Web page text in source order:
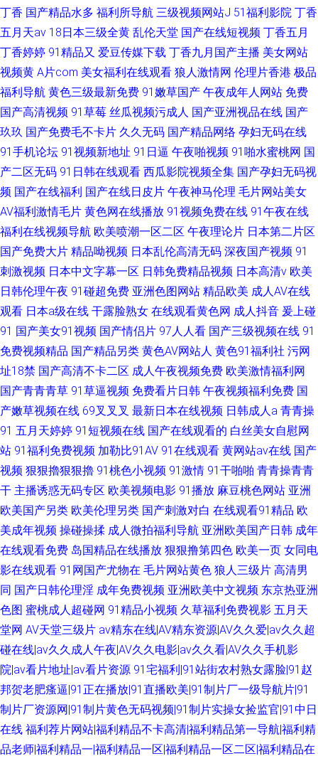
丁香 国产精品水多 福利所导航 三级视频网站J 51福利影院 丁香
五月天av 18日本三级全黄 乱伦天堂 国产在线短视频 丁香五月
丁香婷婷 91精品又 爱豆传媒下载 丁香九月国产主播 美女网站
视频黄 A片com 美女福利在线观看 狼人激情网 伦理片香港 极品
福利导航 黄色三级最新免费 91嫩草国产 午夜成年人网站 免费
国产高清视频 91草莓 丝瓜视频污成人 国产亚洲视品在线 国产
玖玖 国产免费毛不卡片 久久无码 国产精品网络 孕妇无码在线
91手机论坛 91视频新地址 91日逼 午夜啪视频 91啪水蜜桃网 国
产二区无码 91日韩在线观看 西瓜影院视频全集 国产孕妇无码视
频 国产在线福利 国产在线日皮片 午夜神马伦理 毛片网站美女
AV福利激情毛片 黄色网在线播放 91视频免费在线 91午夜在线
福利在线视频导航 欧美喷潮一区二区 午夜理论片 日本第二片区
国产免费大片 精品呦视频 日本乱伦高清无码 深夜国产视频 91
刺激视频 日本中文字幕一区 日韩免费精品视频 日本高清v 欧美
日韩伦理午夜 91碰超免费 亚洲色图网站 精品欧美 成人AV在线
观看 日本a级在线 干露脸熟女 在线观看黄色网 成人抖音 爰上碰
91 国产美女91视频 国产情侣片 97人人看 国产三级视频在线 91
免费视频精品 国产精品另类 黄色AV网站人 黄色91福利社 污网
址18禁 国产高清不卡二区 成人午夜视频免费 欧美激情福利网
国产青青青草 91草逼视频 免费看片日韩 午夜视频福利免费 国
产嫩草视频在线 69叉叉叉 最新日本在线视频 日韩成人a 青青操
91 五月天婷婷 91短视频在线 国产在线观看的 白丝美女自慰网
站 91福利免费视频 加勒比91AV 91在线观看 黄网站av在线 国产
视频 狠狠擼狠狠擼 91桃色小视频 91激情 91干啪啪 青青操青青
干 主播诱惑无码专区 欧美视频电影 91播放 麻豆桃色网站 亚洲
欧美国产另类 欧美伦理另类 国产刺激对白 在线观看91精品 欧
美成年视频 操碰操揉 成人微拍福利导航 亚洲欧美国产日韩 成年
在线观看免费 岛国精品在线播放 狠狠撸第四色 欧美一页 女同电
影在线观看 91网国产尤物在 毛片网站黄色 狼人三级片 高清男
同 国产日韩伦理淫 成年免费视频 亚洲欧美中文视频 东京热亚洲
色图 蜜桃成人超碰网 91精品小视频 久草福利免费视影 五月天
堂网 AV天堂三级片 av精东在线|AV精东资源|AV久久爱|av久久超
碰在线|av久久成人午夜|AV久久电影|av久久看|AV久久手机影
院|av看片地址|av看片资源 91宅福利|91站街农村熟女露脸|91赵
邦贺老肥瘙逼|91正在播放|91直播欧美|91制片厂一级导航片|91
制片厂资源网|91制片黄色无码视频|91制片实操女捡监官|91中日
在线 福利荐片网站|福利精品不卡高清|福利精品第一导航|福利精
品老师|福利精品一|福利精品一区|福利精品一区二区|福利精品在